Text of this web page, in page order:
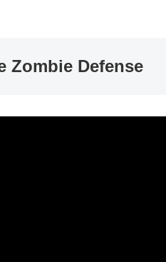
Zombie Defense